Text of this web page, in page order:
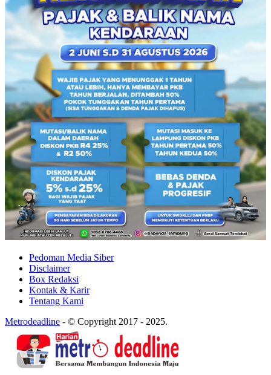
Pedoman Media Siber
Disclaimer
Box Redaksi
Kontak & Karir
Tentang Kami
Metrodeadline - © Copyright 2017 - 2025.